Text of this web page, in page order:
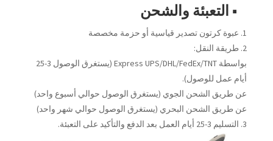
■ التعبئة والشحن
1. عبوة كرتون تصدير قياسية أو حزمة مخصصة
2. طريقة النقل:
بواسطة Express UPS/DHL/FedEx/TNT (يستغرق الوصول 3-25
أيام عمل للوصول).
عن طريق الشحن الجوي (يستغرق الوصول حوالي أسبوع واحد)
عن طريق الشحن البحري (يستغرق الوصول حوالي شهر واحد)
3. التسليم 3-25 أيام العمل بعد الدفع والتأكيد على التعبئة.